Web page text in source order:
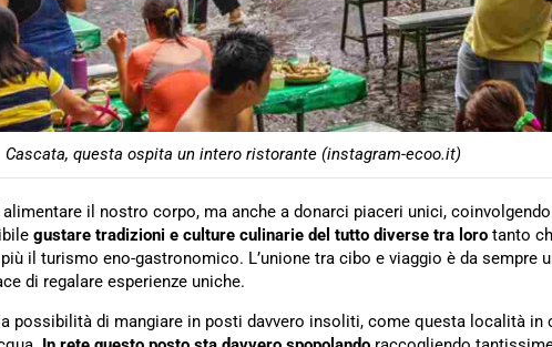
Cascata, questa ospita un intero ristorante (instagram-ecoo.it)
il nostro corpo, ma anche a donarci piaceri unici,
gustare tradizioni e culture culinarie del tutto diverse tra loro tanto
il turismo eno-gastronomico. L’unione tra cibo e viaggio è da sempre
di regalare esperienze uniche.
possibilità di mangiare in posti davvero insoliti, come questa località in